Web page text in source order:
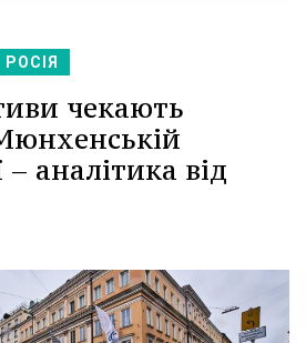
РОСІЯ
чекають
аналітика від